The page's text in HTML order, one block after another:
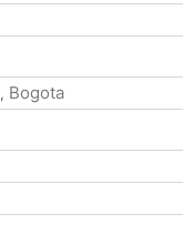
, Bogota